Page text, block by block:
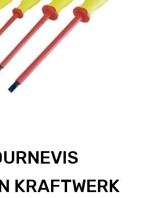
KRAFTWERK